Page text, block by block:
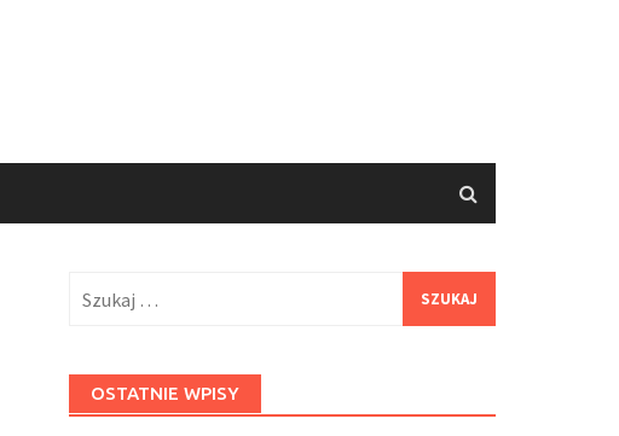
OSTATNIE WPISY